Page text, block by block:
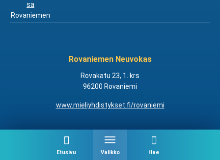
Etusivu Valikko Hae
Rovaniemen Neuvokas
Rovakatu 23, 1. krs
96200 Rovaniemi
www.mieliyhdistykset.fi/rovaniemi